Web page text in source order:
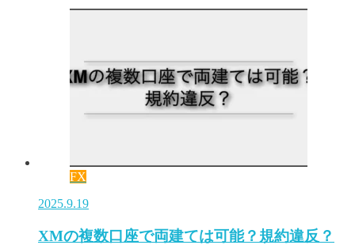
FX
2025.9.19
XMの複数口座で両建ては可能？規約違反？